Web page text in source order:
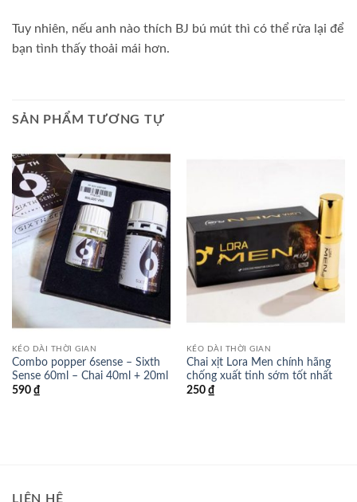
Tuy nhiên, nếu anh nào thích BJ bú mút thì có thể rửa lại để
bạn tình thấy thoải mái hơn.
SẢN PHẨM TƯƠNG TỰ
KÉO DÀI THỜI GIAN
Combo popper 6sense – Sixth
Sense 60ml – Chai 40ml + 20ml
590 ₫
KÉO DÀI THỜI GIAN
Chai xịt Lora Men chính hãng
chống xuất tinh sớm tốt nhất
250 ₫
LIÊN HỆ